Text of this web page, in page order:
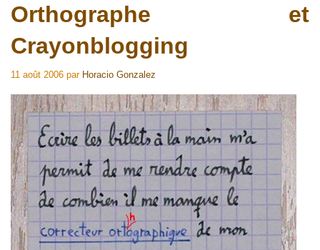
Orthographe et
Crayonblogging
11 août 2006 par Horacio Gonzalez